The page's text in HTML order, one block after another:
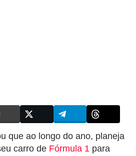
que ao longo do ano, planeja
carro de Fórmula 1 para